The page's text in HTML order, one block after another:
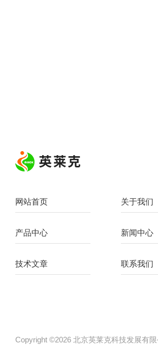
网站首页 关于我们
产品中心 新闻中心
技术文章 联系我们
Copyright ©2026 北京英莱克科技发展有